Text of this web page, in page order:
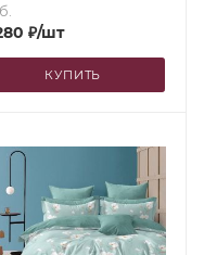
₽/шт
КУПИТЬ